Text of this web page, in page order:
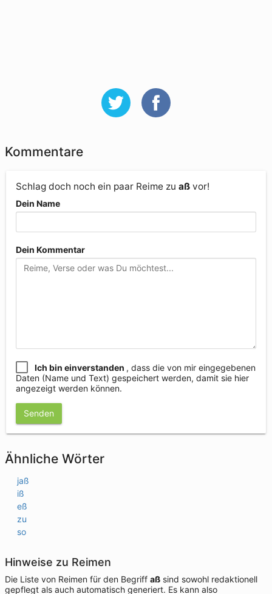
Kommentare
Schlag doch noch ein paar Reime zu aß vor!
Dein Name
Dein Kommentar
Ich bin einverstanden , dass die von mir eingegebenen
Daten (Name und Text) gespeichert werden, damit sie hier
angezeigt werden können.
Senden
Ähnliche Wörter
jaß
iß
eß
zu
so
Hinweise zu Reimen
Die Liste von Reimen für den Begriff aß sind sowohl redaktionell
gepflegt als auch automatisch generiert. Es kann also